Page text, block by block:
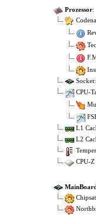
Prozessor:
Socket:
CPU-
L1
L2
CPU-Z